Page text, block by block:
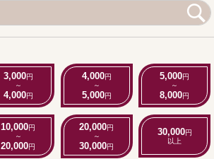
3,000円
～
4,000円
4,000円
～
5,000円
5,000円
～
8,000円
10,000円
～
20,000円
20,000円
～
30,000円
30,000円
以上